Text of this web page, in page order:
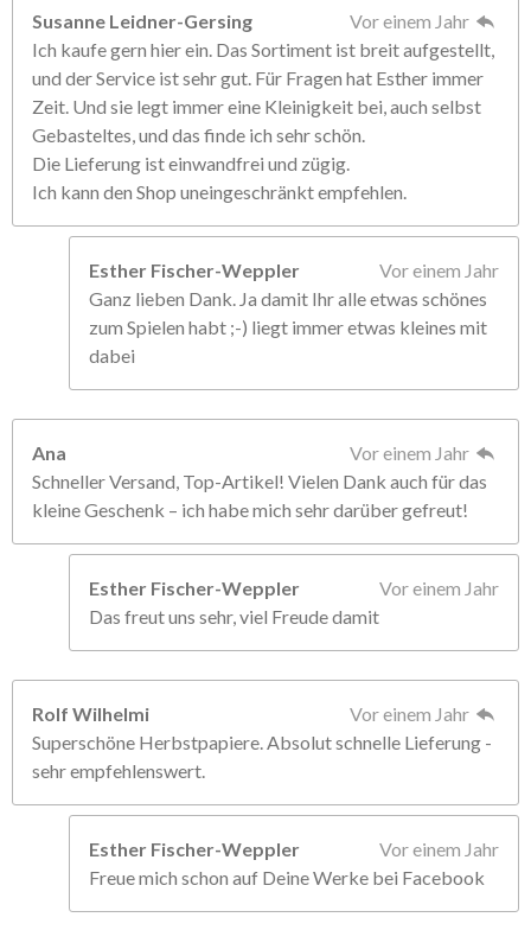
Susanne Leidner-Gersing
Vor einem Jahr
Ich kaufe gern hier ein. Das Sortiment ist breit aufgestellt,
und der Service ist sehr gut. Für Fragen hat Esther immer
Zeit. Und sie legt immer eine Kleinigkeit bei, auch selbst
Gebasteltes, und das finde ich sehr schön.
Die Lieferung ist einwandfrei und zügig.
Ich kann den Shop uneingeschränkt empfehlen.
Esther Fischer-Weppler
Vor einem Jahr
Ganz lieben Dank. Ja damit Ihr alle etwas schönes
zum Spielen habt ;-) liegt immer etwas kleines mit
dabei
Ana
Vor einem Jahr
Schneller Versand, Top-Artikel! Vielen Dank auch für das
kleine Geschenk – ich habe mich sehr darüber gefreut!
Esther Fischer-Weppler
Vor einem Jahr
Das freut uns sehr, viel Freude damit
Rolf Wilhelmi
Vor einem Jahr
Superschöne Herbstpapiere. Absolut schnelle Lieferung -
sehr empfehlenswert.
Esther Fischer-Weppler
Vor einem Jahr
Freue mich schon auf Deine Werke bei Facebook